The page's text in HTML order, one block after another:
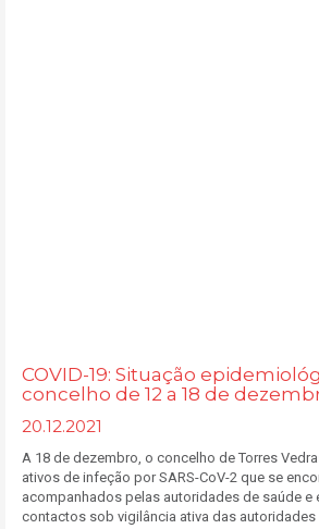
COVID-19: Situação
concelho de 12 a 18 de
20.12.2021
A 18 de dezembro, o concelho de Torres
ativos de infeção por SARS-CoV-2 que se
acompanhados pelas autoridades de saúde e
contactos sob vigilância ativa das autoridades